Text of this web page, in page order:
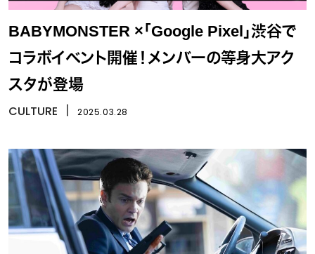
BABYMONSTER ×「Google Pixel」渋谷で
コラボイベント開催！メンバーの等身大アク
スタが登場
CULTURE 2025.03.28